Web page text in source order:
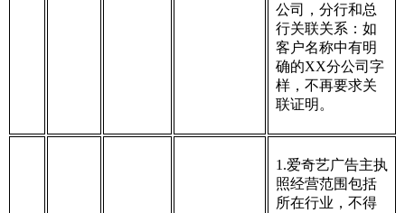
公司，分行和总
行关联关系：如
客户名称中有明
确的XX分公司字
样，不再要求关
联证明。
1.爱奇艺广告主执
照经营范围包括
所在行业，不得